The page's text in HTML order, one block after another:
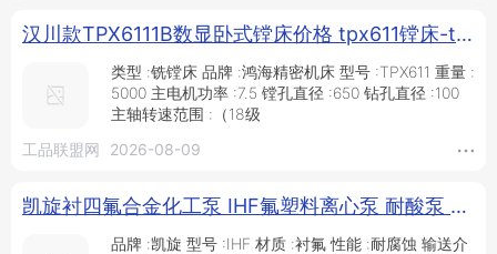
汉川款TPX6111B数显卧式镗床价格 tpx611镗床-tpx611 镗铣床批发_供应产品_滕州鸿海精密机床有限公司
类型 :铣镗床 品牌 :鸿海精密机床 型号 :TPX611 重量 :
5000 主电机功率 :7.5 镗孔直径 :650 钻孔直径 :100
主轴转速范围 :（18级
工品联盟网
2026-08-09
凯旋衬四氟合金化工泵 IHF氟塑料离心泵 耐酸泵 卸酸泵厂家直销 专业耐腐_化工泵_泵类_五金工具_供应_工品联盟网
品牌 :凯旋 型号 :IHF 材质 :衬氟 性能 :耐腐蚀 输送介